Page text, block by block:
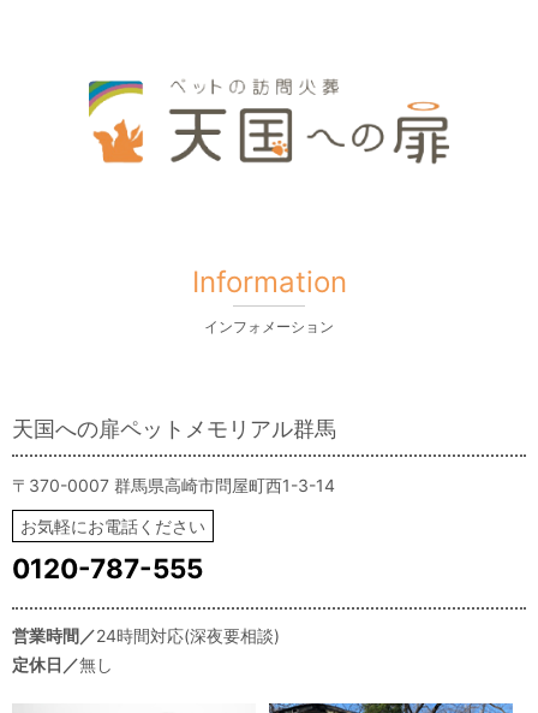
Information
インフォメーション
天国への扉ペットメモリアル群馬
〒370-0007 群馬県高崎市問屋町西1-3-14
お気軽にお電話ください
0120-787-555
営業時間／24時間対応(深夜要相談)
定休日／無し